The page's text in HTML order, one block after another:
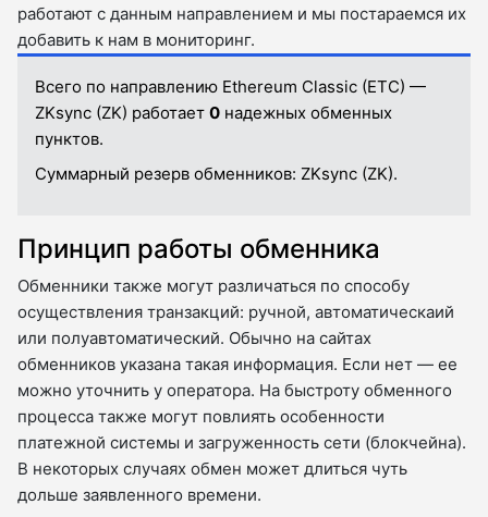
работают с данным направлением и мы постараемся их
добавить к нам в мониторинг.
Всего по направлению Ethereum Classic (ETC) —
ZKsync (ZK) работает 0 надежных обменных
пунктов.
Суммарный резерв обменников: ZKsync (ZK).
Принцип работы обменника
Обменники также могут различаться по способу
осуществления транзакций: ручной, автоматическаий
или полуавтоматический. Обычно на сайтах
обменников указана такая информация. Если нет — ее
можно уточнить у оператора. На быстроту обменного
процесса также могут повлиять особенности
платежной системы и загруженность сети (блокчейна).
В некоторых случаях обмен может длиться чуть
дольше заявленного времени.